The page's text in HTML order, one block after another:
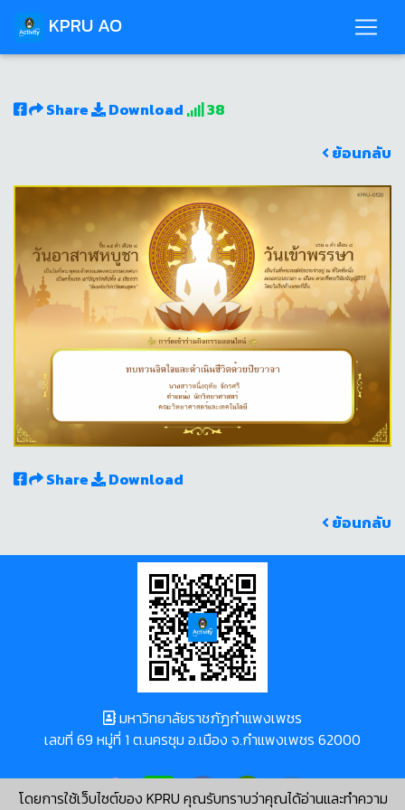
KPRU AO
Share Download
38
ย้อนกลับ
Share
Download
ย้อนกลับ
โดยการใช้เว็บไซต์ของ KPRU คุณรับทราบว่าคุณได้อ่านและทำความ
มหาวิทยาลัยราชภัฏกำแพงเพชร
เลขที่ 69 หมู่ที่ 1 ต.นครชุม อ.เมือง จ.กำแพงเพชร 62000